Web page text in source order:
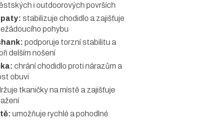
i outdoorových površích
paty: stabilizuje chodidlo a zajišťuje
pohybu
podporuje torzní stabilitu a
delším nošení
chrání chodidlo proti nárazům a
obuvi
tkaničky na místě a zajišťuje
umožňuje rychlé a pohodlné